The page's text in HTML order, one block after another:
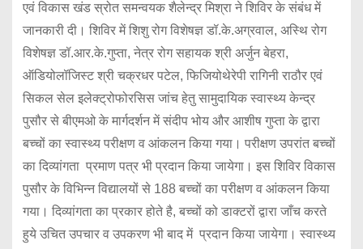
एवं विकास खंड स्रोत समन्वयक शैलेन्द्र मिश्रा ने शिविर के संबंध में
जानकारी दी। शिविर में शिशु रोग विशेषज्ञ डॉ.के.अग्रवाल, अस्थि रोग
विशेषज्ञ डॉ.आर.के.गुप्ता, नेत्र रोग सहायक श्री अर्जुन बेहरा,
ऑडियोलॉजिस्ट श्री चक्रधर पटेल, फिजियोथेरेपी रागिनी राठौर एवं
सिकल सेल इलेक्ट्रोफोरसिस जांच हेतु सामुदायिक स्वास्थ्य केन्द्र
पुसौर से बीएमओ के मार्गदर्शन में संदीप भोय और आशीष गुप्ता के द्वारा
बच्चों का स्वास्थ्य परीक्षण व आंकलन किया गया। परीक्षण उपरांत बच्चों
का दिव्यांगता प्रमाण पत्र भी प्रदान किया जायेगा। इस शिविर विकास
पुसौर के विभिन्न विद्यालयों से 188 बच्चों का परीक्षण व आंकलन किया
गया। दिव्यांगता का प्रकार होते है, बच्चों को डाक्टरों द्वारा जाँच करते
हुये उचित उपचार व उपकरण भी बाद में प्रदान किया जायेगा। स्वास्थ्य